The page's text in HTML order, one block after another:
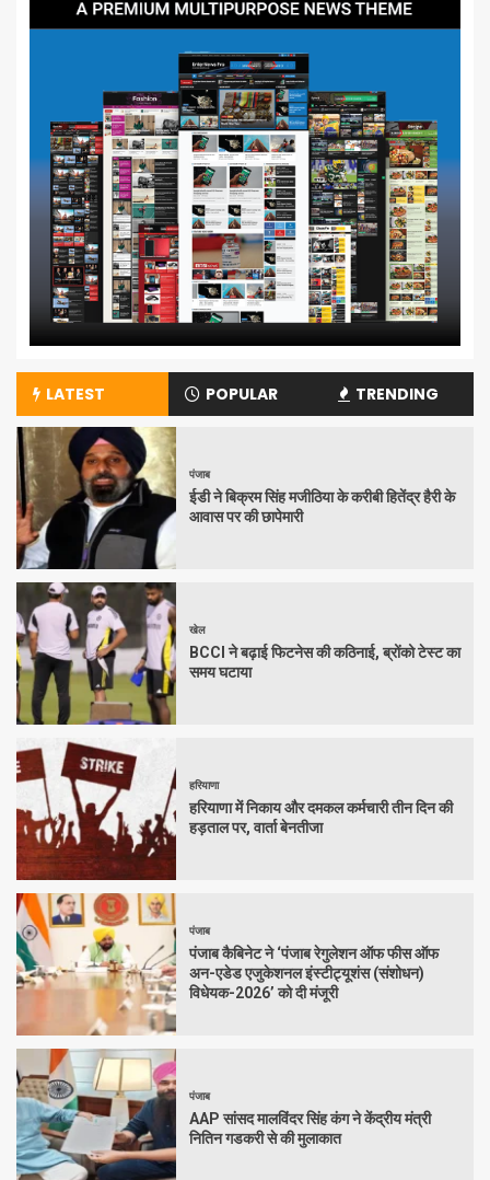
LATEST POPULAR TRENDING
पंजाब
ईडी ने बिक्रम सिंह मजीठिया के करीबी हितेंद्र हैरी के
आवास पर की छापेमारी
खेल
BCCI ने बढ़ाई फिटनेस की कठिनाई, ब्रोंको टेस्ट का
समय घटाया
हरियाणा
हरियाणा में निकाय और दमकल कर्मचारी तीन दिन की
हड़ताल पर, वार्ता बेनतीजा
पंजाब
पंजाब कैबिनेट ने ‘पंजाब रेगुलेशन ऑफ फीस ऑफ
अन-एडेड एजुकेशनल इंस्टीट्यूशंस (संशोधन)
विधेयक-2026’ को दी मंजूरी
पंजाब
AAP सांसद मालविंदर सिंह कंग ने केंद्रीय मंत्री
नितिन गडकरी से की मुलाकात